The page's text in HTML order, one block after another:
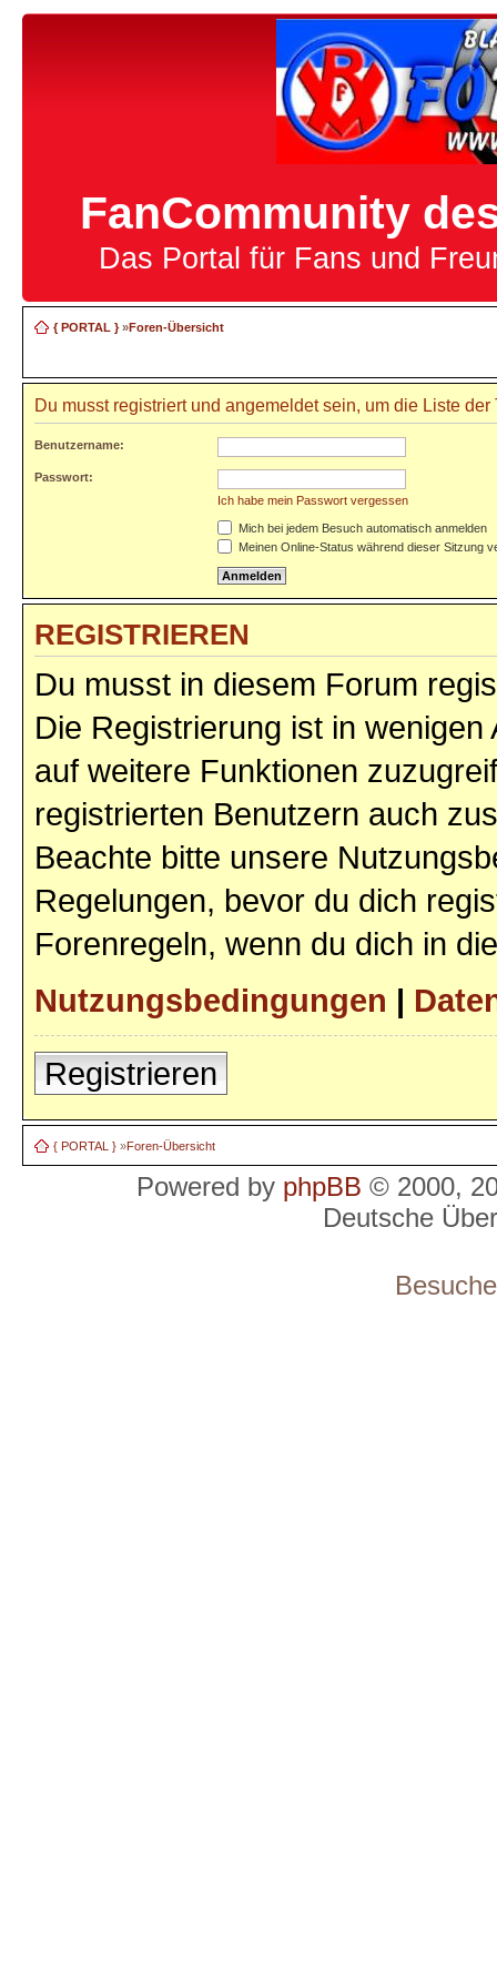
FanCommunity
Das Portal für Fans und
{ PORTAL }»Foren-Übersicht
Du musst registriert und angemeldet sein, um die Liste
Benutzername:
Passwort:
Ich habe mein Passwort vergessen
Mich bei jedem Besuch automatisch anmelden
Meinen Online-Status während dieser Sitzung
REGISTRIEREN
Du musst in diesem Forum
Die Registrierung ist in
auf weitere Funktionen
registrierten Benutzern auch
Beachte bitte unsere
Regelungen, bevor du dich
Forenregeln, wenn du dich in
Nutzungsbedingungen |
Registrieren
{ PORTAL } »Foren-Übersicht
Powered by phpBB © 2000,
Deutsche